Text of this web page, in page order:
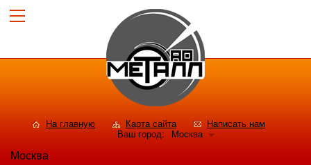
На главную Карта сайта
Написать нам
Ваш город:
Москва
Москва